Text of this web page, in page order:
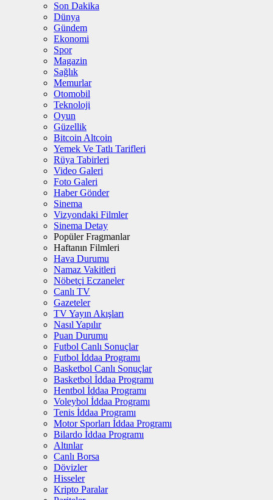
Son Dakika
Dünya
Gündem
Ekonomi
Spor
Magazin
Sağlık
Memurlar
Otomobil
Teknoloji
Oyun
Güzellik
Bitcoin Altcoin
Yemek Ve Tatlı Tarifleri
Rüya Tabirleri
Video Galeri
Foto Galeri
Haber Gönder
Sinema
Vizyondaki Filmler
Sinema Detay
Popüler Fragmanlar
Haftanın Filmleri
Hava Durumu
Namaz Vakitleri
Nöbetçi Eczaneler
Canlı TV
Gazeteler
TV Yayın Akışları
Nasıl Yapılır
Puan Durumu
Futbol Canlı Sonuçlar
Futbol İddaa Programı
Basketbol Canlı Sonuçlar
Basketbol İddaa Programı
Hentbol İddaa Programı
Voleybol İddaa Programı
Tenis İddaa Programı
Motor Sporları İddaa Programı
Bilardo İddaa Programı
Altınlar
Canlı Borsa
Dövizler
Hisseler
Kripto Paralar